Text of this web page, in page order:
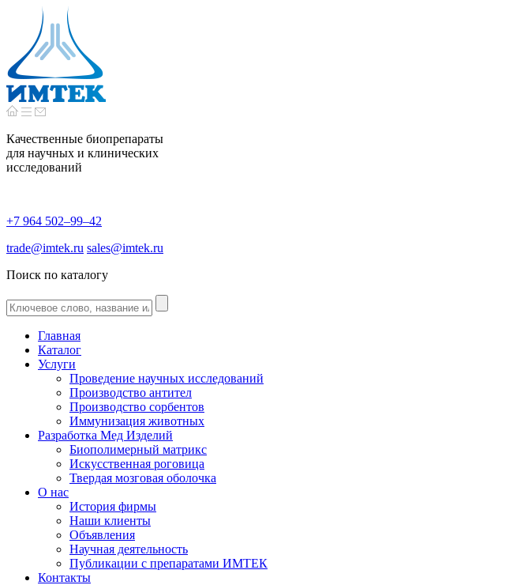
Качественные биопрепараты
для научных и клинических
исследований
+7 964 502–99–42
trade@imtek.ru sales@imtek.ru
Поиск по каталогу
Главная
Каталог
Услуги
Проведение научных исследований
Производство антител
Производство сорбентов
Иммунизация животных
Разработка Мед Изделий
Биополимерный матрикс
Искусственная роговица
Твердая мозговая оболочка
О нас
История фирмы
Наши клиенты
Объявления
Научная деятельность
Публикации с препаратами ИМТЕК
Контакты